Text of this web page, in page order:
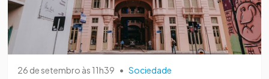
26 de setembro às 11h39 • Sociedade